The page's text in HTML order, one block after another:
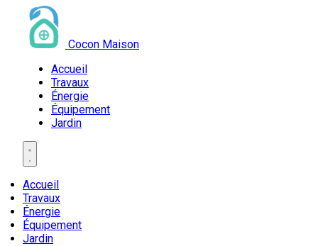
Cocon Maison
Accueil
Travaux
Énergie
Équipement
Jardin
Accueil
Travaux
Énergie
Équipement
Jardin